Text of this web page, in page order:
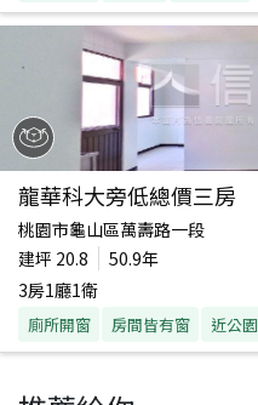
龍華科大旁低總價三房
桃園市龜山區萬壽路一段
建坪 20.8
50.9年
3房1廳1衛
廁所開窗 房間皆有窗 近公園